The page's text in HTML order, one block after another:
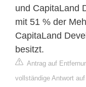
und CapitaLand
mit 51 % der
CapitaLand
besitzt.
Antrag auf
vollständige Antwort